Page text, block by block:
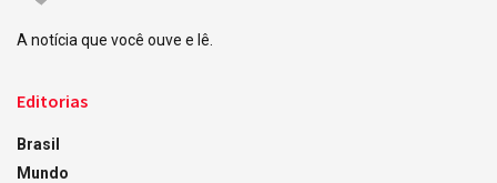
A notícia que você ouve e lê.
Editorias
Brasil
Mundo